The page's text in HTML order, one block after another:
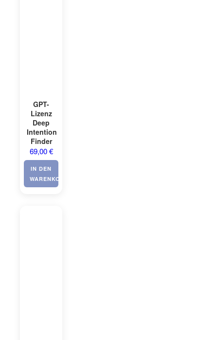
GPT-
Lizenz
Deep
Intention
Finder
69,00€
IN DEN
WARENKORB